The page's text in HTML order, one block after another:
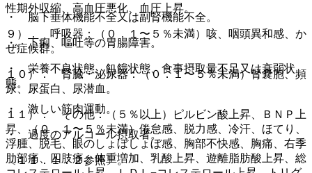
・ 脳下垂体機能不全又は副腎機能不全。
・ 下痢、嘔吐等の胃腸障害。
・ 栄養不良状態、飢餓状態、食事摂取量不足又は衰弱状
態。
・ 激しい筋肉運動。
・ 過度のアルコール摂取者。
〔１１．１．２参照〕。
性期外収縮、高血圧悪化、血圧上昇。
９）． 呼吸器：（０．１〜５％未満）咳、咽頭異和感、か
ぜ症候群。
１０）． 腎臓・泌尿器：（０．１〜５％未満）腎嚢胞、頻
尿、尿蛋白、尿潜血。
１１）． その他：（５％以上）ピルビン酸上昇、ＢＮＰ上
昇、（０．１〜５％未満）倦怠感、脱力感、冷汗、ほてり、
浮腫、脱毛、眼のしょぼしょぼ感、胸部不快感、胸痛、右季
肋部痛、四肢痛、体重増加、乳酸上昇、遊離脂肪酸上昇、総